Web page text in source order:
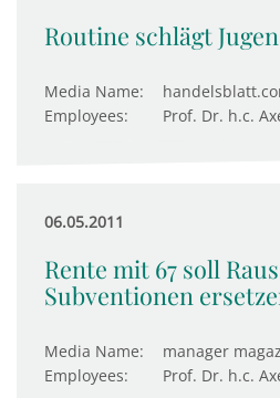
Routine schlägt
Media Name:
Employees:
Prof. Dr. h.c.
06.05.2011
Rente mit 67 soll
Subventionen
Media Name:
manager
Employees:
Prof. Dr. h.c.